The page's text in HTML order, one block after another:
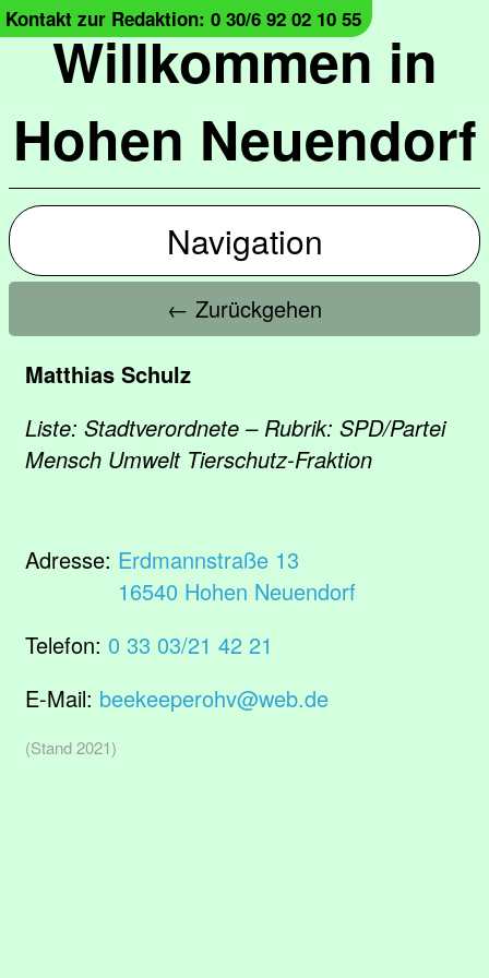
Willkommen in
Hohen Neuendorf
Kontakt zur Redaktion: 0 30/6 92 02 10 55
Navigation
← Zurückgehen
Matthias Schulz
Liste: Stadtverordnete – Rubrik: SPD/Partei
Mensch Umwelt Tierschutz-Fraktion
Adresse: Erdmannstraße 13
16540 Hohen Neuendorf
Telefon: 0 33 03/21 42 21
E-Mail: beekeeperohv@web.de
(Stand 2021)